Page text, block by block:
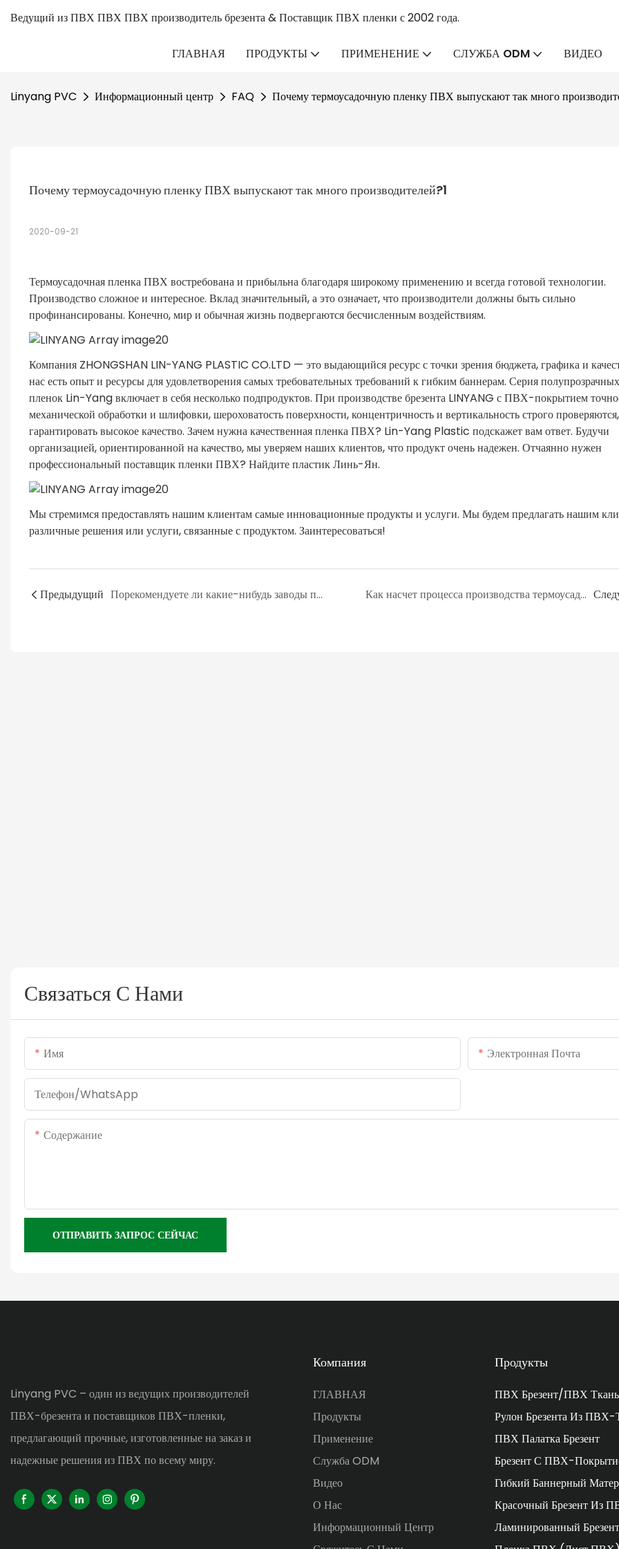
Ведущий из ПВХ ПВХ ПВХ производитель брезента & Поставщик ПВХ пленки с 2002 года.
ГЛАВНАЯ ПРОДУКТЫ ПРИМЕНЕНИЕ СЛУЖБА ODM ВИДЕО
Linyang PVC Информационный центр FAQ Почему термоусадочную пленку ПВХ выпускают так много
Почему термоусадочную пленку ПВХ выпускают так много производителей?1
2020-09-21
Термоусадочная пленка ПВХ востребована и прибыльна благодаря широкому применению и всегда готовой технологии.
Производство сложное и интересное. Вклад значительный, а это означает, что производители должны быть сильно
профинансированы. Конечно, мир и обычная жизнь подвергаются бесчисленным воздействиям.
Компания ZHONGSHAN LIN-YANG PLASTIC CO.LTD — это выдающийся ресурс с точки зрения бюджета, графика и
нас есть опыт и ресурсы для удовлетворения самых требовательных требований к гибким баннерам. Серия
пленок Lin-Yang включает в себя несколько подпродуктов. При производстве брезента LINYANG с ПВХ-покрытием
механической обработки и шлифовки, шероховатость поверхности, концентричность и вертикальность строго
гарантировать высокое качество. Зачем нужна качественная пленка ПВХ? Lin-Yang Plastic подскажет вам ответ. Будучи
организацией, ориентированной на качество, мы уверяем наших клиентов, что продукт очень надежен. Отчаянно нужен
профессиональный поставщик пленки ПВХ? Найдите пластик Линь-Ян.
Мы стремимся предоставлять нашим клиентам самые инновационные продукты и услуги. Мы будем предлагать нашим
различные решения или услуги, связанные с продуктом. Заинтересоваться!
Предыдущий Порекомендуете ли какие-нибудь заводы по производству термоусадочной пленки ПВХ вместо торговых компаний? Как насчет процесса производства термоусадочной пленки ПВХ?
Связаться С Нами
Имя Электронная Почта
Телефон/WhatsApp
Содержание
ОТПРАВИТЬ ЗАПРОС СЕЙЧАС
Linyang PVC – один из ведущих производителей
ПВХ-брезента и поставщиков ПВХ-пленки,
предлагающий прочные, изготовленные на заказ и
надежные решения из ПВХ по всему миру.
Компания
ГЛАВНАЯ
Продукты
Применение
Служба ODM
Видео
О Нас
Информационный Центр
Продукты
ПВХ Брезент/ПВХ Ткань
Рулон Брезента Из ПВХ-
ПВХ Палатка Брезент
Брезент С ПВХ-
Гибкий Баннерный
Красочный Брезент Из
Ламинированный